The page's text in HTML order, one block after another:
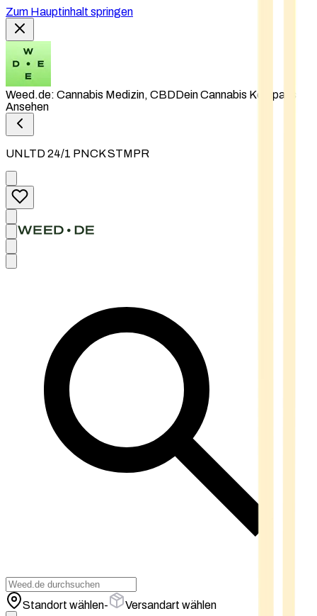
Zum Hauptinhalt springen
Weed.de: Cannabis Medizin, CBDDein Cannabis Kompass
Ansehen
UNLTD 24/1 PNCK STMPR
Standort wählen- Versandart wählen